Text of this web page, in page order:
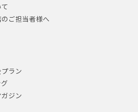
ご担当者様へ
ラン
ジン